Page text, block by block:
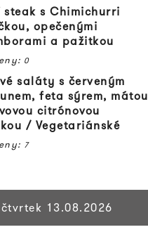
steak s Chimichurri
opečenými
a pažitkou
0
saláty s červeným
feta sýrem, mátou
citrónovou
/ Vegetariánské
7
čtvrtek 13.08.2026